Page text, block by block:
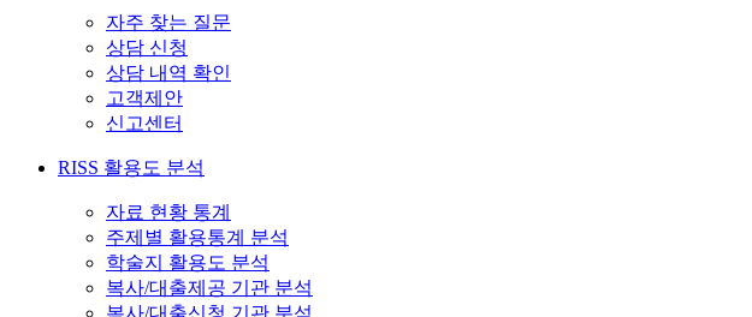
자주 찾는 질문
상담 신청
상담 내역 확인
고객제안
신고센터
RISS 활용도 분석
자료 현황 통계
주제별 활용통계 분석
학술지 활용도 분석
복사/대출제공 기관 분석
복사/대출신청 기관 분석